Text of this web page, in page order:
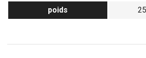
poids